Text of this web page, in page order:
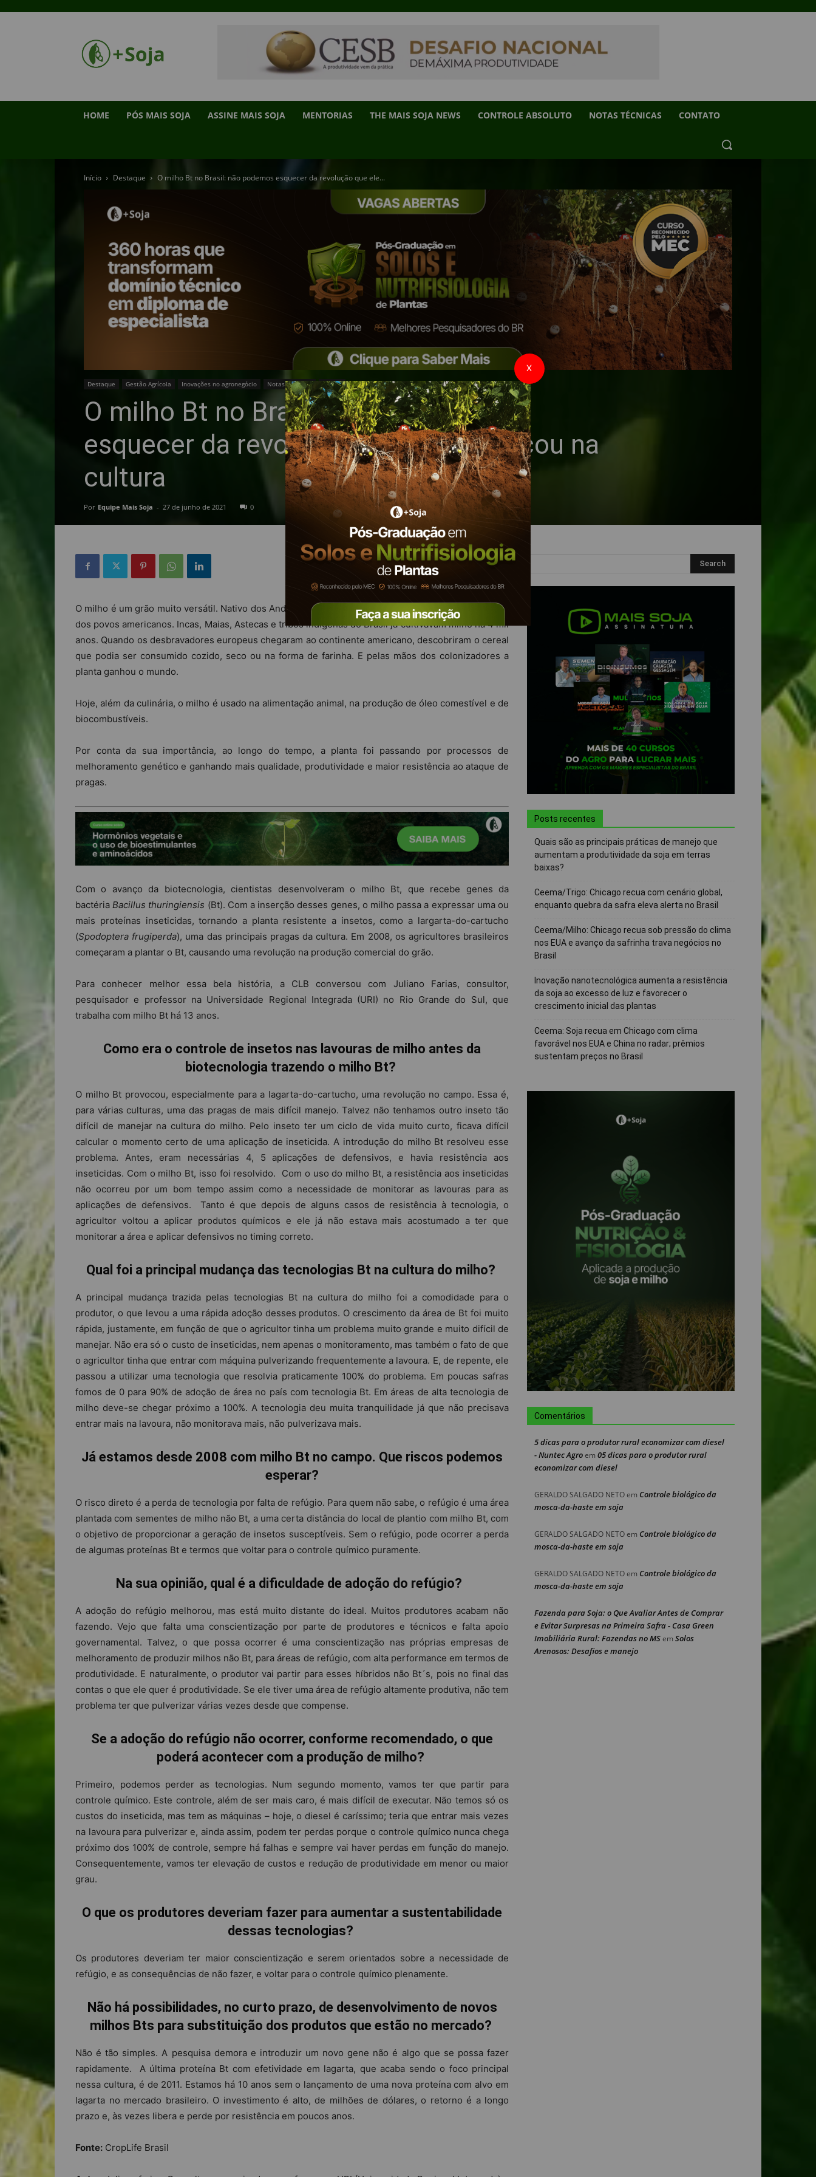
HOME PÓS MAIS SOJA ASSINE MAIS SOJA MENTORIAS THE MAIS SOJA NEWS CONTROLE ABSOLUTO NOTAS TÉCNICAS CONTATO
Início Destaque O milho Bt no Brasil: não podemos esquecer da revolução que ele...
Destaque Gestão Agrícola Inovações no agronegócio Notas Técnicas Pragas
O milho Bt no Brasil: não podemos
esquecer da revolução que ele provocou na
cultura
Por Equipe Mais Soja - 27 de junho de 2021 0
O milho é um grão muito versátil. Nativo dos Andes, é ingrediente importante na culinária tradicional
dos povos americanos. Incas, Maias, Astecas e tribos indígenas do Brasil já cultivavam milho há 4 mil
anos. Quando os desbravadores europeus chegaram ao continente americano, descobriram o cereal
que podia ser consumido cozido, seco ou na forma de farinha. E pelas mãos dos colonizadores a
planta ganhou o mundo.
Hoje, além da culinária, o milho é usado na alimentação animal, na produção de óleo comestível e de
biocombustíveis.
Por conta da sua importância, ao longo do tempo, a planta foi passando por processos de
melhoramento genético e ganhando mais qualidade, produtividade e maior resistência ao ataque de
pragas.
Com o avanço da biotecnologia, cientistas desenvolveram o milho Bt, que recebe genes da
bactériaBacillus thuringiensis (Bt). Com a inserção desses genes, o milho passa a expressar uma ou
mais proteínas inseticidas, tornando a planta resistente a insetos, como a largarta-do-cartucho
(Spodoptera frugiperda), uma das principais pragas da cultura. Em 2008, os agricultores brasileiros
começaram a plantar o Bt, causando uma revolução na produção comercial do grão.
Para conhecer melhor essa bela história, a CLB conversou com Juliano Farias, consultor,
pesquisador e professor na Universidade Regional Integrada (URI) no Rio Grande do Sul, que
trabalha com milho Bt há 13 anos.
Como era o controle de insetos nas lavouras de milho antes da
biotecnologia trazendo o milho Bt?
O milho Bt provocou, especialmente para a lagarta-do-cartucho, uma revolução no campo. Essa é,
para várias culturas, uma das pragas de mais difícil manejo. Talvez não tenhamos outro inseto tão
difícil de manejar na cultura do milho. Pelo inseto ter um ciclo de vida muito curto, ficava difícil
calcular o momento certo de uma aplicação de inseticida. A introdução do milho Bt resolveu esse
problema. Antes, eram necessárias 4, 5 aplicações de defensivos, e havia resistência aos
inseticidas. Com o milho Bt, isso foi resolvido. Com o uso do milho Bt, a resistência aos inseticidas
não ocorreu por um bom tempo assim como a necessidade de monitorar as lavouras para as
aplicações de defensivos. Tanto é que depois de alguns casos de resistência à tecnologia, o
agricultor voltou a aplicar produtos químicos e ele já não estava mais acostumado a ter que
monitorar a área e aplicar defensivos no timing correto.
Qual foi a principal mudança das tecnologias Bt na cultura do milho?
A principal mudança trazida pelas tecnologias Bt na cultura do milho foi a comodidade para o
produtor, o que levou a uma rápida adoção desses produtos. O crescimento da área de Bt foi muito
rápida, justamente, em função de que o agricultor tinha um problema muito grande e muito difícil de
manejar. Não era só o custo de inseticidas, nem apenas o monitoramento, mas também o fato de que
o agricultor tinha que entrar com máquina pulverizando frequentemente a lavoura. E, de repente, ele
passou a utilizar uma tecnologia que resolvia praticamente 100% do problema. Em poucas safras
fomos de 0 para 90% de adoção de área no país com tecnologia Bt. Em áreas de alta tecnologia de
milho deve-se chegar próximo a 100%. A tecnologia deu muita tranquilidade já que não precisava
entrar mais na lavoura, não monitorava mais, não pulverizava mais.
Já estamos desde 2008 com milho Bt no campo. Que riscos podemos
esperar?
O risco direto é a perda de tecnologia por falta de refúgio. Para quem não sabe, o refúgio é uma área
plantada com sementes de milho não Bt, a uma certa distância do local de plantio com milho Bt, com
o objetivo de proporcionar a geração de insetos susceptíveis. Sem o refúgio, pode ocorrer a perda
de algumas proteínas Bt e termos que voltar para o controle químico puramente.
Na sua opinião, qual é a dificuldade de adoção do refúgio?
A adoção do refúgio melhorou, mas está muito distante do ideal. Muitos produtores acabam não
fazendo. Vejo que falta uma conscientização por parte de produtores e técnicos e falta apoio
governamental. Talvez, o que possa ocorrer é uma conscientização nas próprias empresas de
melhoramento de produzir milhos não Bt, para áreas de refúgio, com alta performance em termos de
produtividade. E naturalmente, o produtor vai partir para esses híbridos não Bt´s, pois no final das
contas o que ele quer é produtividade. Se ele tiver uma área de refúgio altamente produtiva, não tem
problema ter que pulverizar várias vezes desde que compense.
Se a adoção do refúgio não ocorrer, conforme recomendado, o que
poderá acontecer com a produção de milho?
Primeiro, podemos perder as tecnologias. Num segundo momento, vamos ter que partir para
controle químico. Este controle, além de ser mais caro, é mais difícil de executar. Não temos só os
custos do inseticida, mas tem as máquinas – hoje, o diesel é caríssimo; teria que entrar mais vezes
na lavoura para pulverizar e, ainda assim, podem ter perdas porque o controle químico nunca chega
próximo dos 100% de controle, sempre há falhas e sempre vai haver perdas em função do manejo.
Consequentemente, vamos ter elevação de custos e redução de produtividade em menor ou maior
grau.
O que os produtores deveriam fazer para aumentar a sustentabilidade
dessas tecnologias?
Os produtores deveriam ter maior conscientização e serem orientados sobre a necessidade de
refúgio, e as consequências de não fazer, e voltar para o controle químico plenamente.
Não há possibilidades, no curto prazo, de desenvolvimento de novos
milhos Bts para substituição dos produtos que estão no mercado?
Não é tão simples. A pesquisa demora e introduzir um novo gene não é algo que se possa fazer
rapidamente. A última proteína Bt com efetividade em lagarta, que acaba sendo o foco principal
nessa cultura, é de 2011. Estamos há 10 anos sem o lançamento de uma nova proteína com alvo em
lagarta no mercado brasileiro. O investimento é alto, de milhões de dólares, o retorno é a longo
prazo e, às vezes libera e perde por resistência em poucos anos.
Fonte: CropLife Brasil
Posts recentes
Quais são as principais práticas de manejo que
aumentam a produtividade da soja em terras
baixas?
Ceema/Trigo: Chicago recua com cenário global,
enquanto quebra da safra eleva alerta no Brasil
Ceema/Milho: Chicago recua sob pressão do clima
nos EUA e avanço da safrinha trava negócios no
Brasil
Inovação nanotecnológica aumenta a resistência
da soja ao excesso de luz e favorecer o
crescimento inicial das plantas
Ceema: Soja recua em Chicago com clima
favorável nos EUA e China no radar; prêmios
sustentam preços no Brasil
Comentários
5 dicas para o produtor rural economizar com diesel
- Nuntec Agroem 05 dicas para o produtor rural
economizar com diesel
GERALDO SALGADO NETOem Controle biológico da
mosca-da-haste em soja
GERALDO SALGADO NETOem Controle biológico da
mosca-da-haste em soja
GERALDO SALGADO NETOem Controle biológico da
mosca-da-haste em soja
Fazenda para Soja: o Que Avaliar Antes de Comprar
e Evitar Surpresas na Primeira Safra - Casa Green
Imobiliária Rural: Fazendas no MSem Solos
Arenosos: Desafios e manejo
X